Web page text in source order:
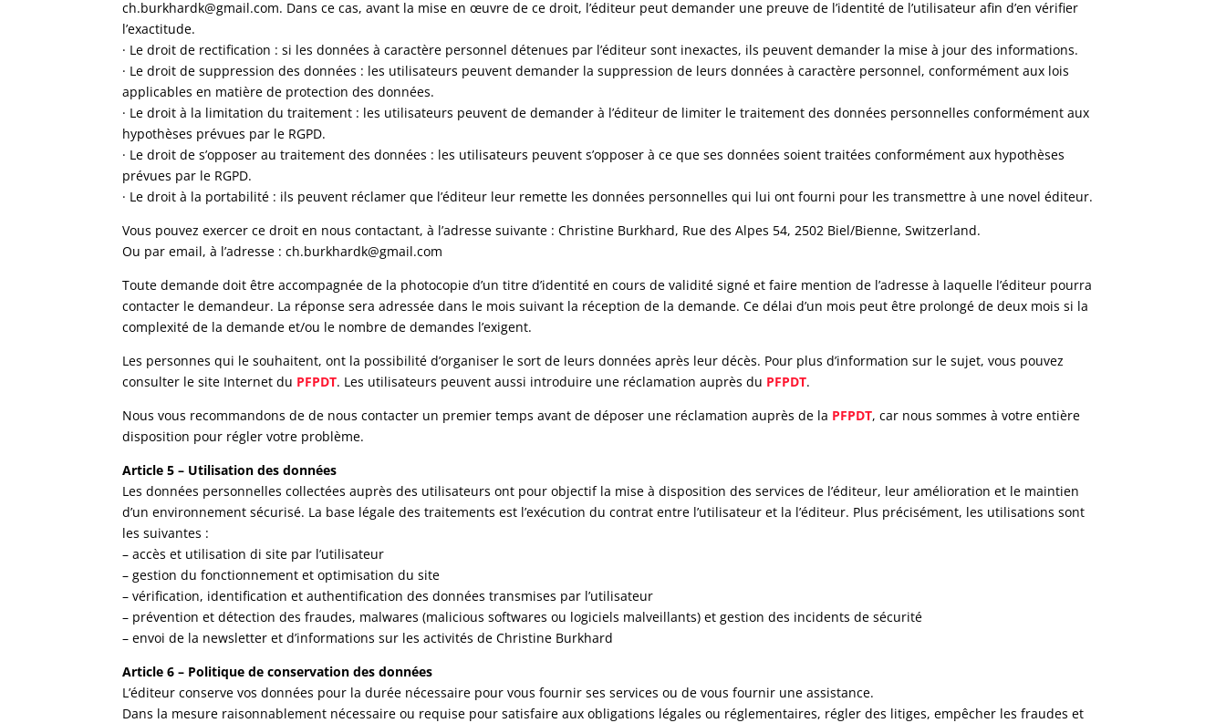
ch.burkhardk@gmail.com. Dans ce cas, avant la mise en œuvre de ce droit, l’éditeur peut demander une preuve de l’identité de l’utilisateur afin d’en vérifier
l’exactitude.
· Le droit de rectification : si les données à caractère personnel détenues par l’éditeur sont inexactes, ils peuvent demander la mise à jour des informations.
· Le droit de suppression des données : les utilisateurs peuvent demander la suppression de leurs données à caractère personnel, conformément aux lois
applicables en matière de protection des données.
· Le droit à la limitation du traitement : les utilisateurs peuvent de demander à l’éditeur de limiter le traitement des données personnelles conformément aux
hypothèses prévues par le RGPD.
· Le droit de s’opposer au traitement des données : les utilisateurs peuvent s’opposer à ce que ses données soient traitées conformément aux hypothèses
prévues par le RGPD.
· Le droit à la portabilité : ils peuvent réclamer que l’éditeur leur remette les données personnelles qui lui ont fourni pour les transmettre à une novel éditeur.
Vous pouvez exercer ce droit en nous contactant, à l’adresse suivante : Christine Burkhard, Rue des Alpes 54, 2502 Biel/Bienne, Switzerland.
Ou par email, à l’adresse : ch.burkhardk@gmail.com
Toute demande doit être accompagnée de la photocopie d’un titre d’identité en cours de validité signé et faire mention de l’adresse à laquelle l’éditeur pourra
contacter le demandeur. La réponse sera adressée dans le mois suivant la réception de la demande. Ce délai d’un mois peut être prolongé de deux mois si la
complexité de la demande et/ou le nombre de demandes l’exigent.
Les personnes qui le souhaitent, ont la possibilité d’organiser le sort de leurs données après leur décès. Pour plus d’information sur le sujet, vous pouvez
consulter le site Internet du PFPDT. Les utilisateurs peuvent aussi introduire une réclamation auprès du PFPDT.
Nous vous recommandons de de nous contacter un premier temps avant de déposer une réclamation auprès de la PFPDT, car nous sommes à votre entière
disposition pour régler votre problème.
Article 5 – Utilisation des données
Les données personnelles collectées auprès des utilisateurs ont pour objectif la mise à disposition des services de l’éditeur, leur amélioration et le maintien
d’un environnement sécurisé. La base légale des traitements est l’exécution du contrat entre l’utilisateur et la l’éditeur. Plus précisément, les utilisations sont
les suivantes :
– accès et utilisation di site par l’utilisateur
– gestion du fonctionnement et optimisation du site
– vérification, identification et authentification des données transmises par l’utilisateur
– prévention et détection des fraudes, malwares (malicious softwares ou logiciels malveillants) et gestion des incidents de sécurité
– envoi de la newsletter et d’informations sur les activités de Christine Burkhard
Article 6 – Politique de conservation des données
L’éditeur conserve vos données pour la durée nécessaire pour vous fournir ses services ou de vous fournir une assistance.
Dans la mesure raisonnablement nécessaire ou requise pour satisfaire aux obligations légales ou réglementaires, régler des litiges, empêcher les fraudes et